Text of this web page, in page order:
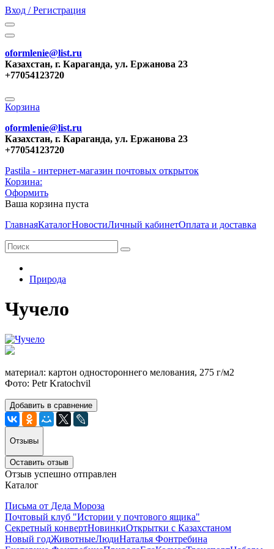
Вход / Регистрация
oformlenie@list.ru
Казахстан, г. Караганда, ул. Ержанова 23
+77054123720
Корзина
oformlenie@list.ru
Казахстан, г. Караганда, ул. Ержанова 23
+77054123720
Pastila - интернет-магазин почтовых открыток
Корзина:
Оформить
Ваша корзина пуста
ГлавнаяКаталогНовостиЛичный кабинетОплата и доставка
Природа
Чучело
материал: картон одностороннего мелования, 275 г/м2
Фото: Petr Kratochvil
Добавить в сравнение
Отзывы
Оставить отзыв
Отзыв успешно отправлен
Каталог
Письма от Деда Мороза
Почтовый клуб "Истории у почтового ящика"
Секретный конвертНовинкиОткрытки с Казахстаном
Новый годЖивотныеЛюдиНаталья Фонтребина